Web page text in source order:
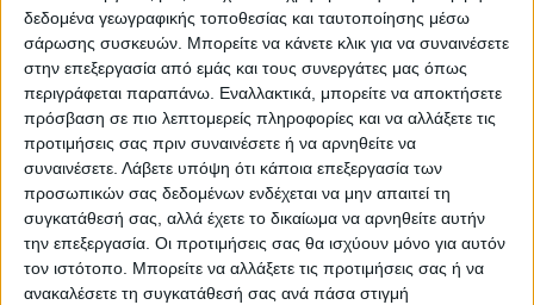
δεδομένα γεωγραφικής τοποθεσίας και ταυτοποίησης μέσω
σάρωσης συσκευών. Μπορείτε να κάνετε κλικ για να συναινέσετε
στην επεξεργασία από εμάς και τους συνεργάτες μας όπως
περιγράφεται παραπάνω. Εναλλακτικά, μπορείτε να αποκτήσετε
πρόσβαση σε πιο λεπτομερείς πληροφορίες και να αλλάξετε τις
προτιμήσεις σας πριν συναινέσετε ή να αρνηθείτε να
συναινέσετε. Λάβετε υπόψη ότι κάποια επεξεργασία των
προσωπικών σας δεδομένων ενδέχεται να μην απαιτεί τη
συγκατάθεσή σας, αλλά έχετε το δικαίωμα να αρνηθείτε αυτήν
την επεξεργασία. Οι προτιμήσεις σας θα ισχύουν μόνο για αυτόν
τον ιστότοπο. Μπορείτε να αλλάξετε τις προτιμήσεις σας ή να
ανακαλέσετε τη συγκατάθεσή σας ανά πάσα στιγμή
φαινομένων που είναι συνεχώς
μεταβαλλόμενος και προκαλεί αλλεπάλληλες
καταστροφές. «Τον κίνδυνο συνήθως δεν
μπορούμε να τον αλλάξουμε, μπορούμε
όμως να αλλάξουμε την τρωτότητα και την
ευπάθειά μας, να αυξήσουμε δηλαδή την
ανθεκτικότητα των κοινωνιών μας»,
πρόσθεσε.